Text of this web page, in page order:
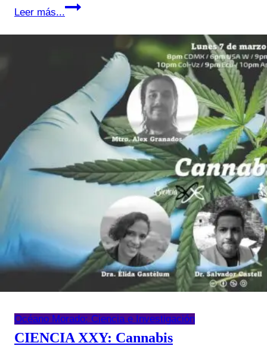
Leer más...
Jornadas
de
Inclusión
Accesibilidad
Universal
Océano Morado: Ciencia e Investigación
CIENCIA XXY: Cannabis